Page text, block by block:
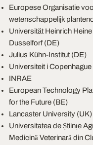
Europese Organisatie
wetenschappelijk
Universität Heinrich
Dusselforf (DE)
Julius Kühn-Institut (DE)
Universiteit i
INRAE
European Technology
for the Future (BE)
Lancaster University (UK)
Universitatea de Științe
Medicină Veterinară din